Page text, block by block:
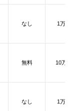
なし 1万～
無料 10万～
なし 1万～